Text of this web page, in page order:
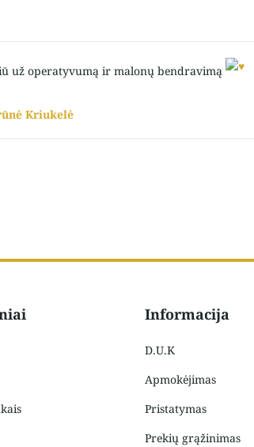
už operatyvumą ir malonų bendravimą
Kriukelė
Informacija
D.U.K
Apmokėjimas
Pristatymas
Prekių grąžinimas